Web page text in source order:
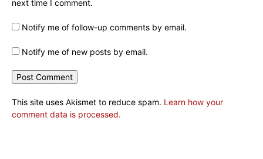
next time I comment.
Notify me of follow-up comments by email.
Notify me of new posts by email.
This site uses Akismet to reduce spam. Learn how your
comment data is processed.